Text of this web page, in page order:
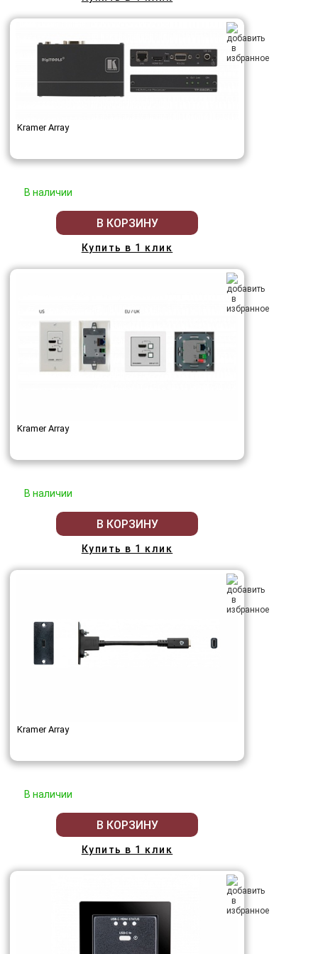
Kramer Array
В наличии
В КОРЗИНУ
Купить в 1 клик
Kramer Array
В наличии
В КОРЗИНУ
Купить в 1 клик
Kramer Array
В наличии
В КОРЗИНУ
Купить в 1 клик